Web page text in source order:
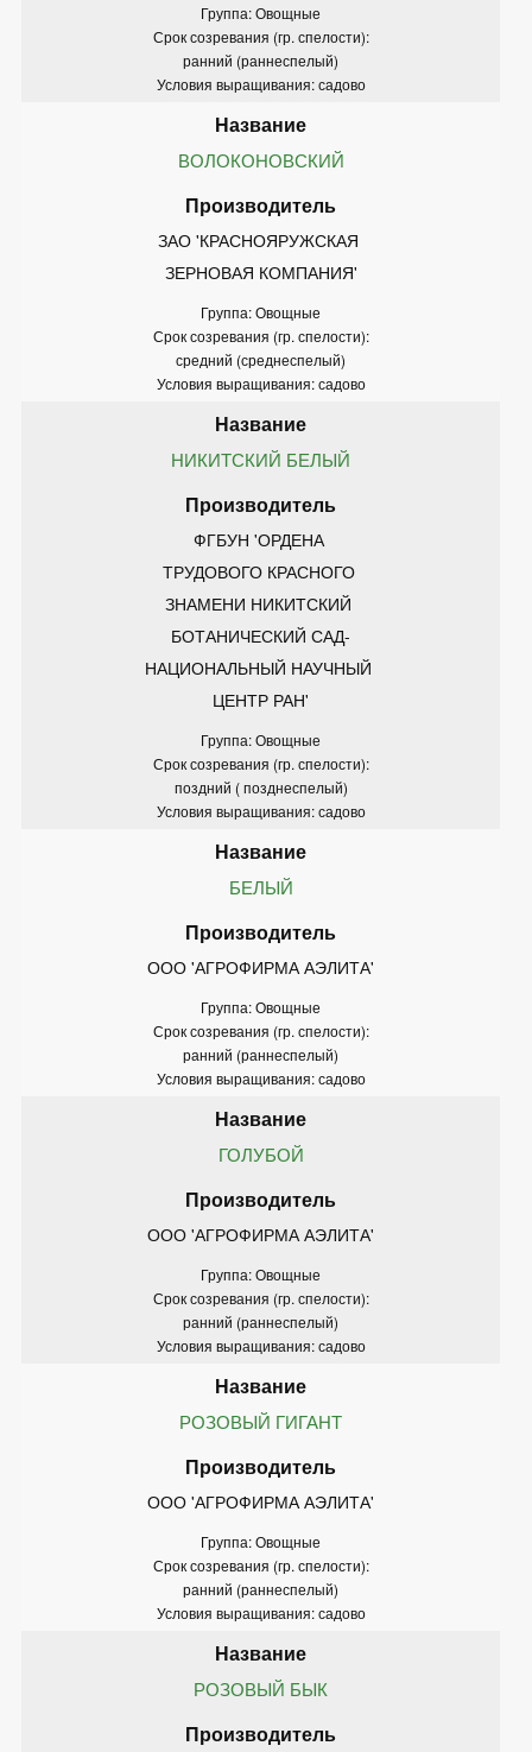
Группа: Овощные
Срок созревания (гр. спелости):
ранний (раннеспелый)
Условия выращивания: садово
ВОЛОКОНОВСКИЙ
ЗАО 'КРАСНОЯРУЖСКАЯ
ЗЕРНОВАЯ КОМПАНИЯ'
Группа: Овощные
Срок созревания (гр. спелости):
средний (среднеспелый)
Условия выращивания: садово
НИКИТСКИЙ БЕЛЫЙ
ФГБУН 'ОРДЕНА
ТРУДОВОГО КРАСНОГО
ЗНАМЕНИ НИКИТСКИЙ
БОТАНИЧЕСКИЙ САД-
НАЦИОНАЛЬНЫЙ НАУЧНЫЙ
ЦЕНТР РАН'
Группа: Овощные
Срок созревания (гр. спелости):
поздний ( позднеспелый)
Условия выращивания: садово
БЕЛЫЙ
ООО 'АГРОФИРМА АЭЛИТА'
Группа: Овощные
Срок созревания (гр. спелости):
ранний (раннеспелый)
Условия выращивания: садово
ГОЛУБОЙ
ООО 'АГРОФИРМА АЭЛИТА'
Группа: Овощные
Срок созревания (гр. спелости):
ранний (раннеспелый)
Условия выращивания: садово
РОЗОВЫЙ ГИГАНТ
ООО 'АГРОФИРМА АЭЛИТА'
Группа: Овощные
Срок созревания (гр. спелости):
ранний (раннеспелый)
Условия выращивания: садово
РОЗОВЫЙ БЫК